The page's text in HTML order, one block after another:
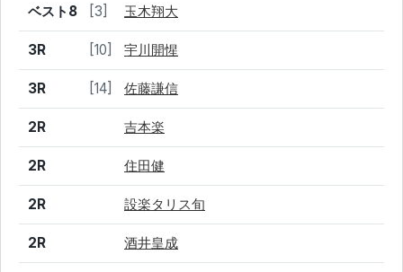
ベスト8 [3] 玉木翔大
3R [10] 宇川開惺
3R [14] 佐藤謙信
2R 吉本楽
2R 住田健
2R 設楽タリス旬
2R 酒井皇成